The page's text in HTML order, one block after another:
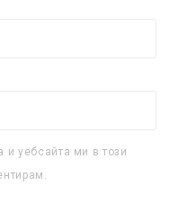
уебсайта ми в този